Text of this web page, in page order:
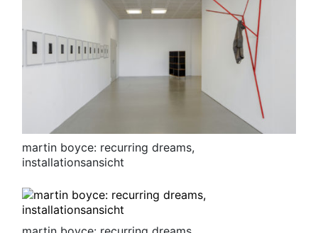
martin boyce: recurring dreams,
installationsansicht